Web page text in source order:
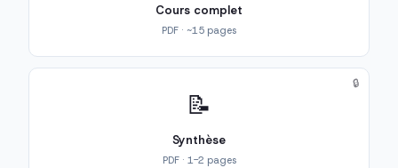
Cours complet
PDF · ~15 pages
📝
Synthèse
PDF · 1-2 pages
🔒